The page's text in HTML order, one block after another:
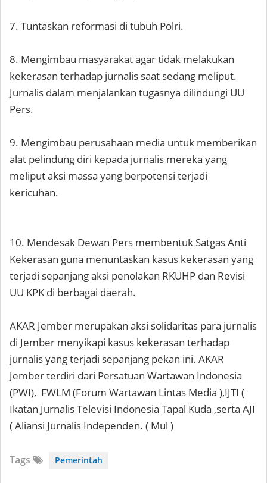
7. Tuntaskan reformasi di tubuh Polri.
8. Mengimbau masyarakat agar tidak melakukan
kekerasan terhadap jurnalis saat sedang meliput.
Jurnalis dalam menjalankan tugasnya dilindungi UU
Pers.
9. Mengimbau perusahaan media untuk memberikan
alat pelindung diri kepada jurnalis mereka yang
meliput aksi massa yang berpotensi terjadi
kericuhan.
10. Mendesak Dewan Pers membentuk Satgas Anti
Kekerasan guna menuntaskan kasus kekerasan yang
terjadi sepanjang aksi penolakan RKUHP dan Revisi
UU KPK di berbagai daerah.
AKAR Jember merupakan aksi solidaritas para jurnalis
di Jember menyikapi kasus kekerasan terhadap
jurnalis yang terjadi sepanjang pekan ini. AKAR
Jember terdiri dari Persatuan Wartawan Indonesia
(PWI), FWLM (Forum Wartawan Lintas Media ),IJTI (
Ikatan Jurnalis Televisi Indonesia Tapal Kuda ,serta AJI
( Aliansi Jurnalis Independen. ( Mul )
Tags Pemerintah